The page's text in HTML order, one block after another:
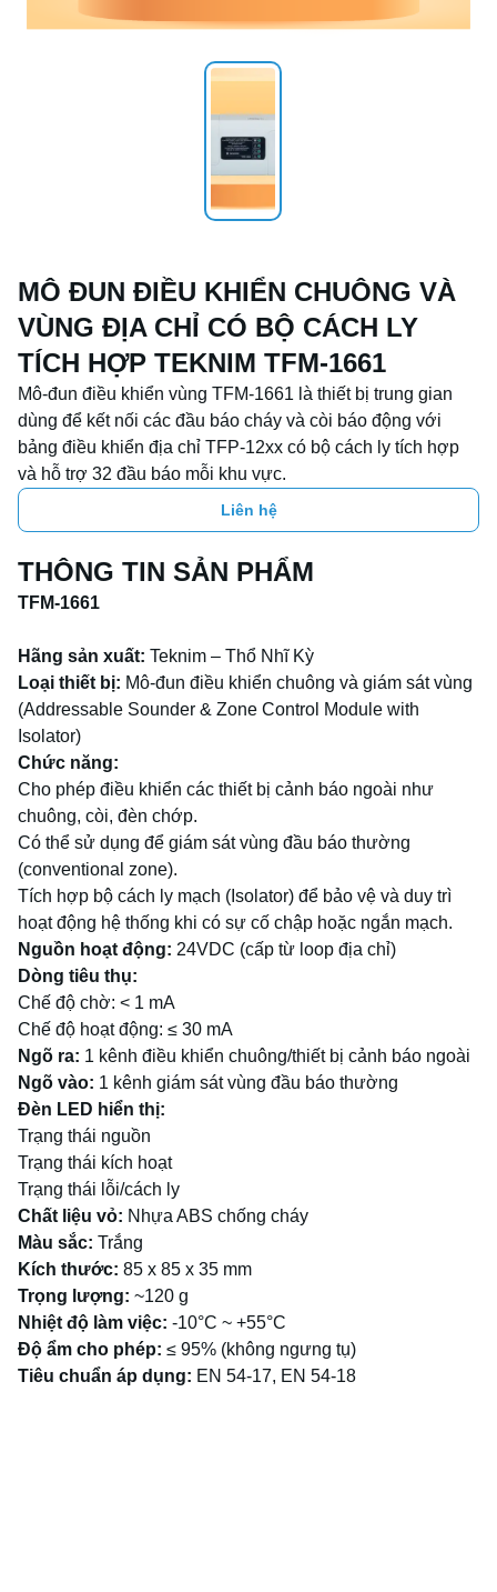
MÔ ĐUN ĐIỀU KHIỂN CHUÔNG VÀ
VÙNG ĐỊA CHỈ CÓ BỘ CÁCH LY
TÍCH HỢP TEKNIM TFM-1661
Mô-đun điều khiển vùng TFM-1661 là thiết bị trung gian
dùng để kết nối các đầu báo cháy và còi báo động với
bảng điều khiển địa chỉ TFP-12xx có bộ cách ly tích hợp
và hỗ trợ 32 đầu báo mỗi khu vực.
Liên hệ
THÔNG TIN SẢN PHẨM
TFM-1661
Hãng sản xuất: Teknim – Thổ Nhĩ Kỳ
Loại thiết bị: Mô-đun điều khiển chuông và giám sát vùng
(Addressable Sounder & Zone Control Module with
Isolator)
Chức năng:
Cho phép điều khiển các thiết bị cảnh báo ngoài như
chuông, còi, đèn chớp.
Có thể sử dụng để giám sát vùng đầu báo thường
(conventional zone).
Tích hợp bộ cách ly mạch (Isolator) để bảo vệ và duy trì
hoạt động hệ thống khi có sự cố chập hoặc ngắn mạch.
Nguồn hoạt động: 24VDC (cấp từ loop địa chỉ)
Dòng tiêu thụ:
Chế độ chờ: < 1 mA
Chế độ hoạt động: ≤ 30 mA
Ngõ ra: 1 kênh điều khiển chuông/thiết bị cảnh báo ngoài
Ngõ vào: 1 kênh giám sát vùng đầu báo thường
Đèn LED hiển thị:
Trạng thái nguồn
Trạng thái kích hoạt
Trạng thái lỗi/cách ly
Chất liệu vỏ: Nhựa ABS chống cháy
Màu sắc: Trắng
Kích thước: 85 x 85 x 35 mm
Trọng lượng: ~120 g
Nhiệt độ làm việc: -10°C ~ +55°C
Độ ẩm cho phép: ≤ 95% (không ngưng tụ)
Tiêu chuẩn áp dụng: EN 54-17, EN 54-18